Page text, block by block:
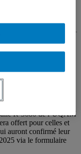
aux membres
générale des
première rencontre,
de l’avant les
(plusieurs
année pour soutenir
17 septembre,
R-3680 de l’UQAM
offert pour celles et
auront confirmé leur
via le formulaire